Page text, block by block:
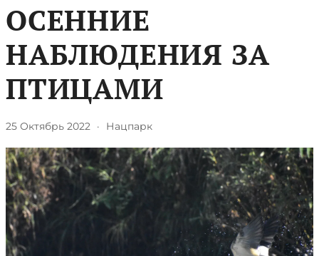
​ОСЕННИЕ
НАБЛЮДЕНИЯ ЗА
ПТИЦАМИ
25 Октябрь 2022 · Нацпарк